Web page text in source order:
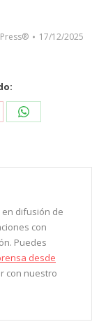
17/12/2025
Share
WhatsApp
difusión de
con
Puedes
desde
con nuestro